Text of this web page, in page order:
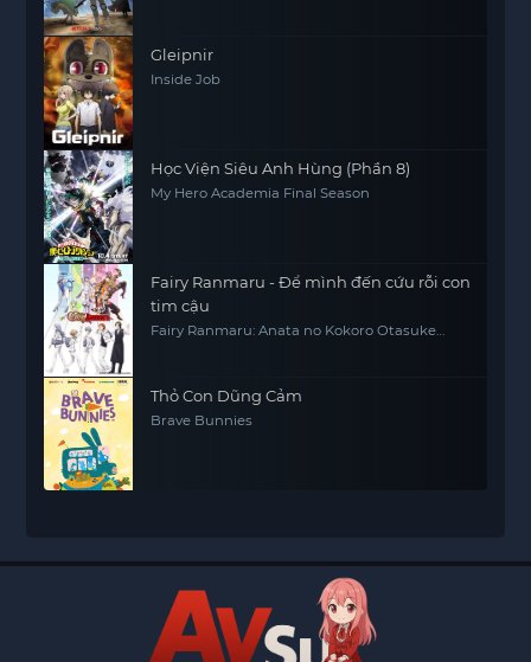
Gleipnir
Inside Job
Học Viện Siêu Anh Hùng (Phần 8)
My Hero Academia Final Season
Fairy Ranmaru - Để mình đến cứu rỗi con
tim cậu
Fairy Ranmaru: Anata no Kokoro Otasuke
Thỏ Con Dũng Cảm
Brave Bunnies